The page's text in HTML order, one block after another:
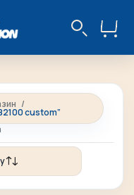
custom”